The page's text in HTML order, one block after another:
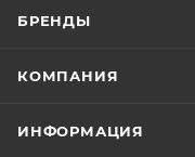
БРЕНДЫ
КОМПАНИЯ
ИНФОРМАЦИЯ